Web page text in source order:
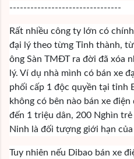
--------------------------------
Rất nhiều công ty lớn có
đại lý theo từng Tỉnh thành,
ông Sàn TMĐT ra đời đã xóa
lý. Ví dụ nhà mình có bán xe
phối cấp 1 độc quyền tại tỉnh
không có bên nào bán xe
đến 1 triệu dân, 200 Nghìn
Ninh là đối tượng giới hạn của
Tuy nhiên nếu Dibao bán xe